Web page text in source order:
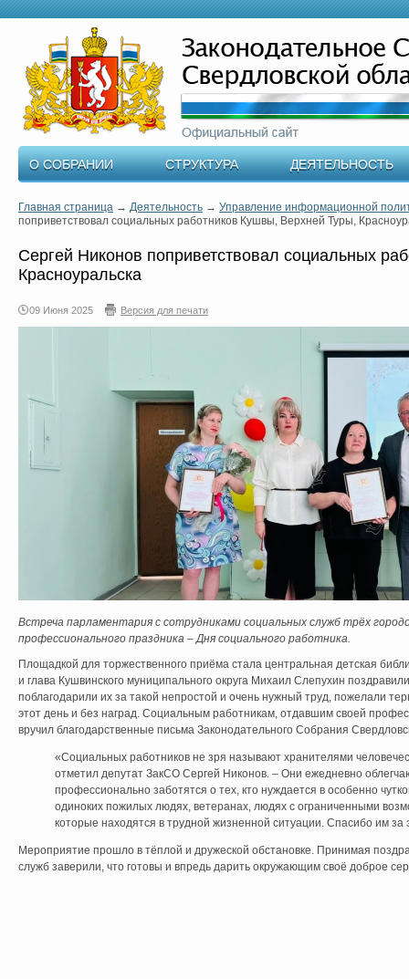
О СОБРАНИИ СТРУКТУРА ДЕЯТЕЛЬНОСТЬ
Главная страница → Деятельность → Управление информационной
поприветствовал социальных работников Кушвы, Верхней Туры,
Сергей Никонов поприветствовал социальных
Красноуральска
09 Июня 2025 Версия для печати
Встреча парламентария с сотрудниками социальных служб трёх
профессионального праздника – Дня социального работника.
Площадкой для торжественного приёма стала центральная детская
и глава Кушвинского муниципального округа Михаил Слепухин
поблагодарили их за такой непростой и очень нужный труд, пожелали
этот день и без наград. Социальным работникам, отдавшим своей
вручил благодарственные письма Законодательного Собрания
«Социальных работников не зря называют хранителями
отметил депутат ЗакСО Сергей Никонов. – Они ежедневно
профессионально заботятся о тех, кто нуждается в особенно
одиноких пожилых людях, ветеранах, людях с ограниченными
которые находятся в трудной жизненной ситуации. Спасибо им за
Мероприятие прошло в тёплой и дружеской обстановке. Принимая
служб заверили, что готовы и впредь дарить окружающим своё доброе